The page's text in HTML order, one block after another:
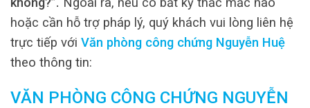
hoặc cần hỗ trợ pháp lý, quý khách vui lòng liên hệ
trực tiếp với Văn phòng công chứng Nguyễn Huệ
theo thông tin:
VĂN PHÒNG CÔNG CHỨNG NGUYỄN